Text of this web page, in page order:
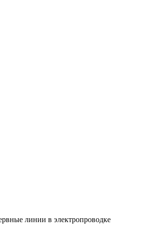
линии в электропроводке